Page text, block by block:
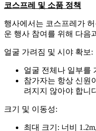
코스프레 및 소품 정책
행사에서는 코스프레가
운 행사 참여를 위해 다음
얼굴 가려짐 및 시야 확보:
얼굴 전체나 일부를
참가자는 항상 신원
려지지 않아야 합니
크기 및 이동성:
최대 크기: 너비